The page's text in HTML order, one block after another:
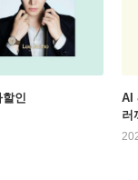
인
AI
러